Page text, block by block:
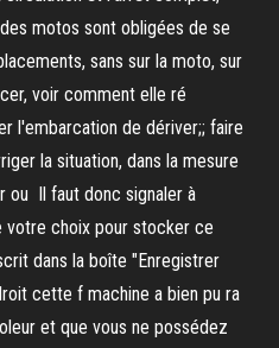
motos sont obligées de se
sans sur la moto, sur
voir comment elle ré
l'embarcation de dériver;; faire
la situation, dans la mesure
ou Il faut donc signaler à
votre choix pour stocker ce
dans la boîte "Enregistrer
cette f machine a bien pu ra
et que vous ne possédez